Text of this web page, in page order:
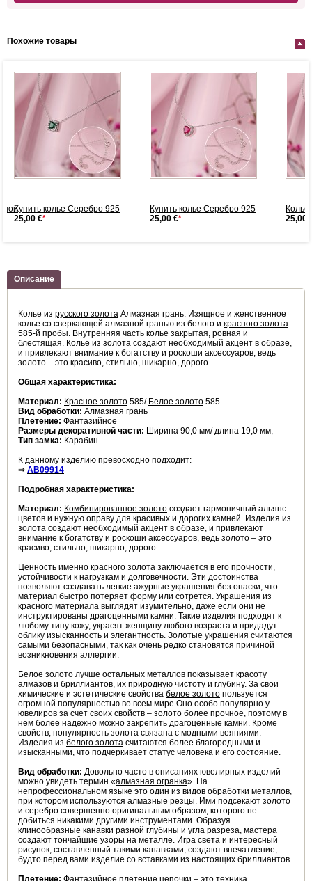
Похожие товары
Купить колье Серебро 925
25,00 €*
Купить колье Серебро 925
25,00 €*
Колье
25,00
Описание
Колье из русского золота Алмазная грань. Изящное и женственное
колье со сверкающей алмазной гранью из белого и красного золота
585-й пробы. Внутренняя часть колье закрытая, ровная и
блестящая. Колье из золота создают необходимый акцент в образе,
и привлекают внимание к богатству и роскоши аксессуаров, ведь
золото – это красиво, стильно, шикарно, дорого.
Общая характеристика:
Материал: Красное золото 585/ Белое золото 585
Вид обработки: Алмазная грань
Плетение: Фантазийное
Размеры декоративной части: Ширина 90,0 мм/ длина 19,0 мм;
Тип замка: Карабин
К данному изделию превосходно подходит:
⇒ AB09914
Подробная характеристика:
Материал: Комбинированное золото создает гармоничный альянс
цветов и нужную оправу для красивых и дорогих камней. Изделия из
золота создают необходимый акцент в образе, и привлекают
внимание к богатству и роскоши аксессуаров, ведь золото – это
красиво, стильно, шикарно, дорого.
Ценность именно красного золота заключается в его прочности,
устойчивости к нагрузкам и долговечности. Эти достоинства
позволяют создавать легкие ажурные украшения без опаски, что
материал быстро потеряет форму или сотрется. Украшения из
красного материала выглядят изумительно, даже если они не
инструктированы драгоценными камни. Такие изделия подходят к
любому типу кожу, украсят женщину любого возраста и придадут
облику изысканность и элегантность. Золотые украшения считаются
самыми безопасными, так как очень редко становятся причиной
возникновения аллергии.
Белое золото лучше остальных металлов показывает красоту
алмазов и бриллиантов, их природную чистоту и глубину. За свои
химические и эстетические свойства белое золото пользуется
огромной популярностью во всем мире.Оно особо популярно у
ювелиров за счет своих свойств – золото более прочное, поэтому в
нем более надежно можно закрепить драгоценные камни. Кроме
свойств, популярность золота связана с модными веяниями.
Изделия из белого золота считаются более благородными и
изысканными, что подчеркивает статус человека и его состояние.
Вид обработки: Довольно часто в описаниях ювелирных изделий
можно увидеть термин «алмазная огранка». На
непрофессиональном языке это один из видов обработки металлов,
при котором используются алмазные резцы. Ими подсекают золото
и серебро совершенно оригинальным образом, которого не
добиться никакими другими инструментами. Образуя
клинообразные канавки разной глубины и угла разреза, мастера
создают тончайшие узоры на металле. Игра света и интересный
рисунок, составленный такими канавками, создают впечатление,
будто перед вами изделие со вставками из настоящих бриллиантов.